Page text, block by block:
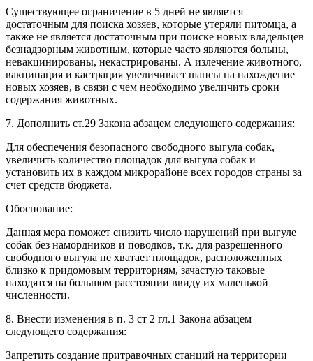
Существующее ограничение в 5 дней не является
достаточным для поиска хозяев, которые утеряли питомца, а
также не является достаточным при поиске новых владельцев
безнадзорным животным, которые часто являются больны,
невакцинированы, некастрированы. А излечение животного,
вакцинация и кастрация увеличивает шансы на нахождение
новых хозяев, в связи с чем необходимо увеличить сроки
содержания животных.
7. Дополнить ст.29 Закона абзацем следующего содержания:
Для обеспечения безопасного свободного выгула собак,
увеличить количество площадок для выгула собак и
установить их в каждом микрорайоне всех городов страны за
счет средств бюджета.
Обоснование:
Данная мера поможет снизить число нарушений при выгуле
собак без намордников и поводков, т.к. для разрешенного
свободного выгула не хватает площадок, расположенных
близко к придомовым территориям, зачастую таковые
находятся на большом расстоянии ввиду их маленькой
численности.
8. Внести изменения в п. 3 ст 2 гл.1 Закона абзацем
следующего содержания:
Запретить создание притравочных станций на территории